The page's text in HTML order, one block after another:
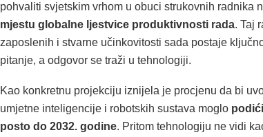
pohvaliti svjetskim vrhom u obuci strukovnih radnika
mjestu globalne ljestvice produktivnosti rada. Taj
zaposlenih i stvarne učinkovitosti sada postaje
pitanje, a odgovor se traži u tehnologiji.
Kao konkretnu projekciju iznijela je procjenu da bi
umjetne inteligencije i robotskih sustava moglo
posto do 2032. godine. Pritom tehnologiju ne vidi